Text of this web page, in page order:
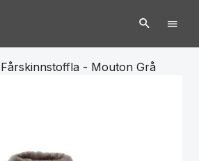
Fårskinnstoffla - Mouton Grå